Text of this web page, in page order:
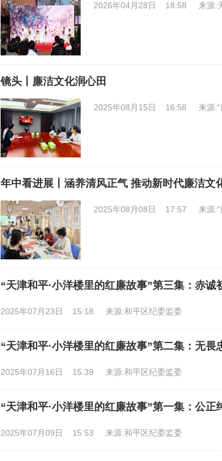
2026年04月28日 18:58 来源:
镜头丨廉洁文化润心田
2025年08月15日 16:58 来源
年中看进展丨涵养清风正气 推动新时代廉洁文
2025年08月08日 17:57 来源
“天津和平·小洋楼里的红廉故事”第三集：赤诚
2025年07月23日 15:18 来源:和平区纪委监委
“天津和平·小洋楼里的红廉故事”第二集：无畏
2025年07月16日 15:39 来源:和平区纪委监委
“天津和平·小洋楼里的红廉故事”第一集：公正
2025年07月09日 15:53 来源:和平区纪委监委